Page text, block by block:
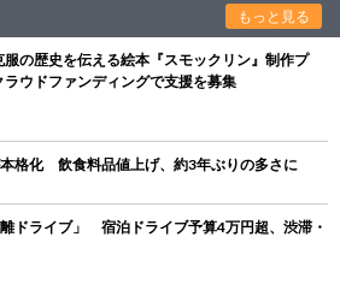
もっと見る
服の歴史を伝える絵本『スモックリン』制作プ
ウドファンディングで支援を募集
本格化 飲食料品値上げ、約3年ぶりの多さに
ドライブ」 宿泊ドライブ予算4万円超、渋滞・